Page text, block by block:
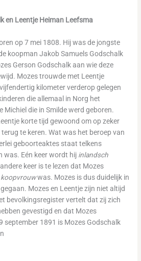
en Leentje Heiman Leefsma
op 7 mei 1808. Hij was de jongste
koopman Jakob Samuels Godschalk
Gerson Godschalk aan wie deze
Mozes trouwde met Leentje
kilometer verderop gelegen
die allemaal in Norg het
Michiel die in Smilde werd geboren.
korte tijd gewoond om op zeker
te keren. Wat was het beroep van
geboorteaktes staat telkens
was. Eén keer wordt hij inlandsch
keer is te lezen dat Mozes
koopvrouwwas. Mozes is dus duidelijk in
Mozes en Leentje zijn niet altijd
bevolkingsregister vertelt dat zij zich
gevestigd en dat Mozes
september 1891 is Mozes Godschalk